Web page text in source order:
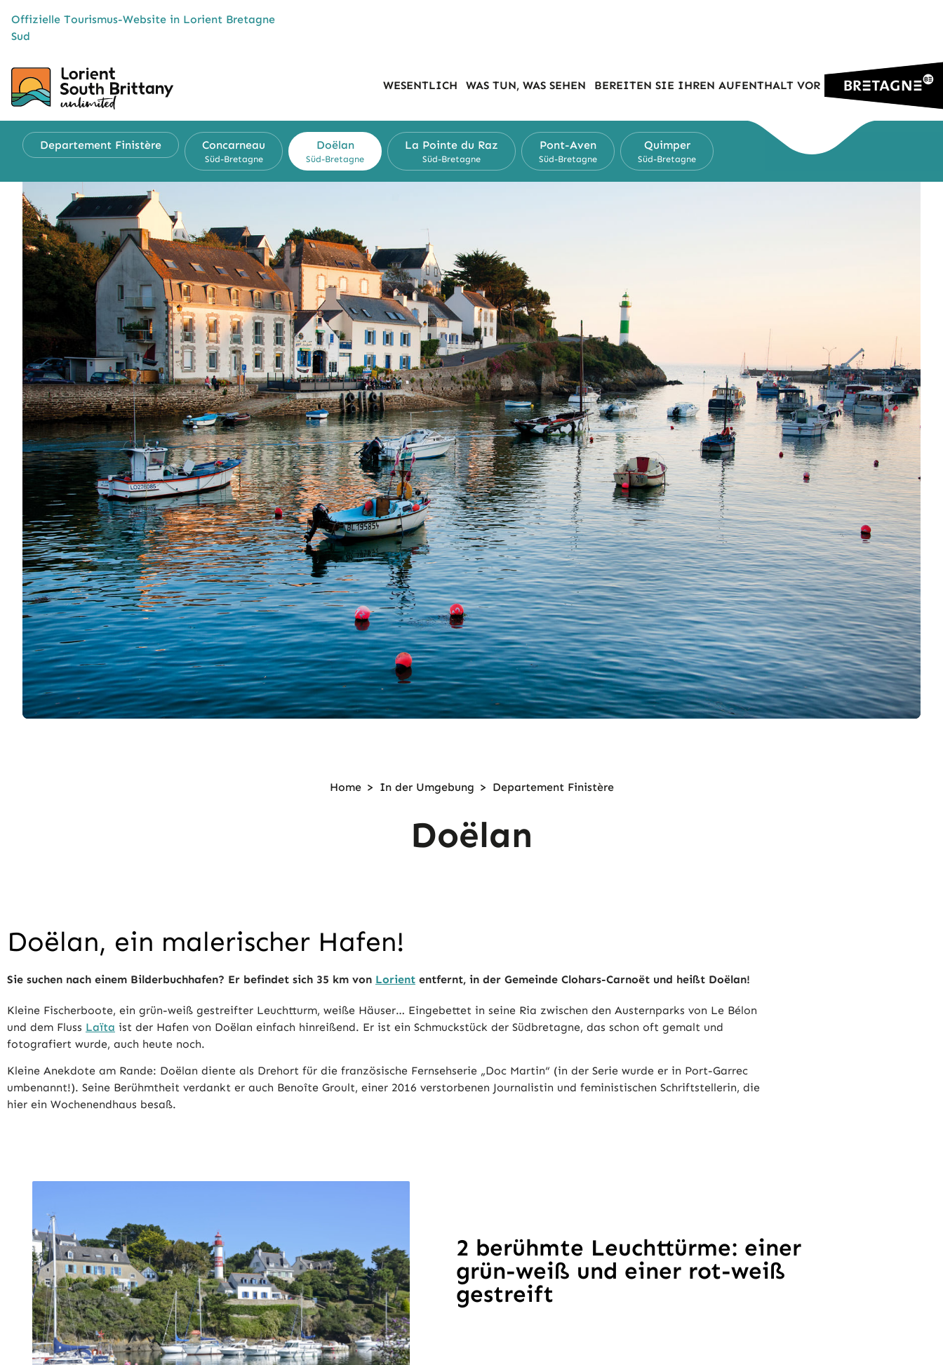
Offizielle Tourismus-Website in Lorient Bretagne
Sud
WESENTLICH WAS TUN, WAS SEHEN BEREITEN SIE IHREN AUFENTHALT VOR
Departement Finistère Concarneau
Süd-Bretagne
Doëlan
Süd-Bretagne
La Pointe du Raz
Süd-Bretagne
Pont-Aven
Süd-Bretagne
Quimper
Süd-Bretagne
Home > In der Umgebung > Departement Finistère
Doëlan
Doëlan, ein malerischer Hafen!
Sie suchen nach einem Bilderbuchhafen? Er befindet sich 35 km von Lorient entfernt, in der Gemeinde Clohars-Carnoët und heißt Doëlan!
Kleine Fischerboote, ein grün-weiß gestreifter Leuchtturm, weiße Häuser… Eingebettet in seine Ria zwischen den Austernparks von Le Bélon
und dem Fluss Laïta ist der Hafen von Doëlan einfach hinreißend. Er ist ein Schmuckstück der Südbretagne, das schon oft gemalt und
fotografiert wurde, auch heute noch.
Kleine Anekdote am Rande: Doëlan diente als Drehort für die französische Fernsehserie „Doc Martin“ (in der Serie wurde er in Port-Garrec
umbenannt!). Seine Berühmtheit verdankt er auch Benoîte Groult, einer 2016 verstorbenen Journalistin und feministischen Schriftstellerin, die
hier ein Wochenendhaus besaß.
2 berühmte Leuchttürme: einer
grün-weiß und einer rot-weiß
gestreift